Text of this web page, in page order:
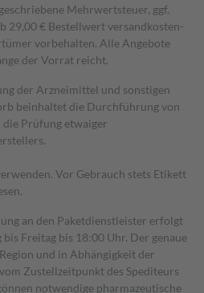
Mehrwertsteuer, ggf.
29,00 € Bestell­wert versand­kosten­
vorbehalten. Alle Angebote
der Vorrat reicht.
der Arzneimittel und sonstigen
beinhaltet die Durchführung von
Prüfung etwaiger
Vor Gebrauch stets Etikett
an den Paketdienstleister erfolgt
Freitag bis 18:00 Uhr. Der genaue
und in Abhängigkeit der
Zustellzeitpunkt des Spediteurs
notwendige pharmazeutische